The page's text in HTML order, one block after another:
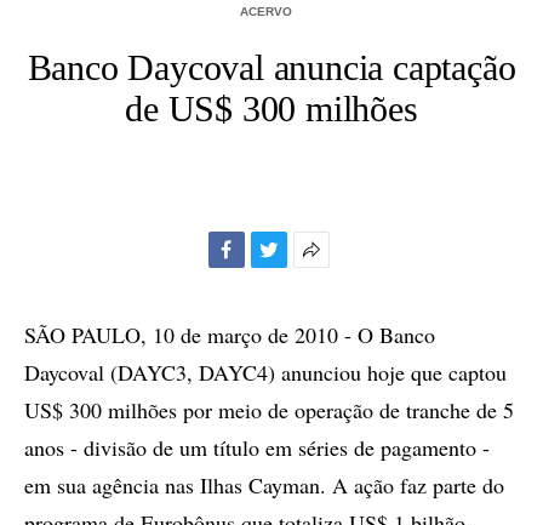
ACERVO
Banco Daycoval anuncia captação
de US$ 300 milhões
compartilhamento
SÃO PAULO, 10 de março de 2010 - O Banco
Daycoval (DAYC3, DAYC4) anunciou hoje que captou
US$ 300 milhões por meio de operação de tranche de 5
anos - divisão de um título em séries de pagamento -
em sua agência nas Ilhas Cayman. A ação faz parte do